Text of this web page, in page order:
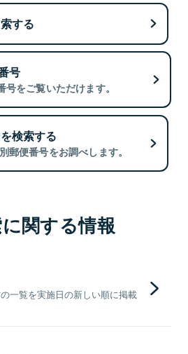
する
号
をご覧いただけます。
検索する
郵便番号をお調べします。
関する情報
一覧を実施日の新しい順に掲載